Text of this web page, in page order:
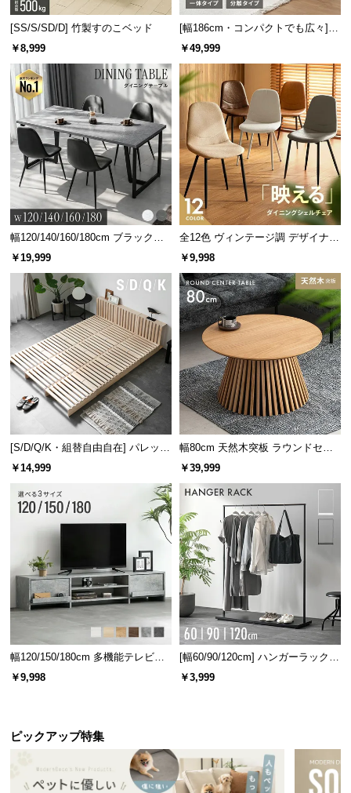
[SS/S/SD/D] 竹製すのこベッド
￥8,999
[幅186cm・コンパクトでも広々] 3
人掛けソファベッド リクライニン
グ 天然木フレーム 北欧
￥49,999
幅120/140/160/180cm ブラックフ
レーム ダイニング 大理石調 4人掛
￥19,999
全12色 ヴィンテージ調 デザイナー
ズシェルチェア
￥9,998
[S/D/Q/K・組替自由自在] パレット
ベッド 8/12/16枚セット
￥14,999
幅80cm 天然木突板 ラウンドセン
ターテーブル 美しい格子デザイン
￥39,999
幅120/150/180cm 多機能テレビボ
ード 木目/石目調 オープン収納・
￥9,998
[幅60/90/120cm] ハンガーラック
スチール 4段階高さ調節 サイドフ
￥3,999
ピックアップ特集